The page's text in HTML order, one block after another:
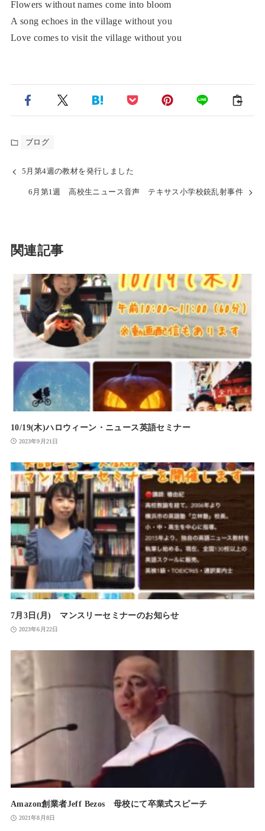
Flowers without names come into bloom
A song echoes in the village without you
Love comes to visit the village without you
ブログ
5月第4週の教材を発行しました
6月第1週 高校生ニュース音声 テキサス小学校銃乱射事件
関連記事
10/19(木)ハロウィーン・ニュース英語セミナー
2023年9月21日
7月3日(月) マンスリーセミナーのお知らせ
2023年6月22日
Amazon創業者Jeff Bezos 母校にて卒業式スピーチ
2021年8月8日